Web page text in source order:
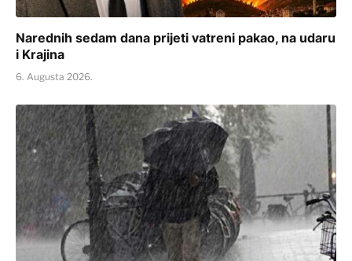
Narednih sedam dana prijeti vatreni pakao, na udaru
i Krajina
6. Augusta 2026.